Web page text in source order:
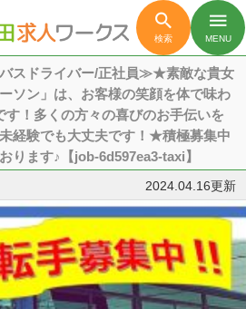

検索
menu
MENU
スドライバー/正社員≫★素敵な貴女
ソン」は、お客様の笑顔を体で味わ
す！多くの方々の喜びのお手伝いを
経験でも大丈夫です！★積極募集中
ります♪【job-6d597ea3-taxi】
2024.04.16更新